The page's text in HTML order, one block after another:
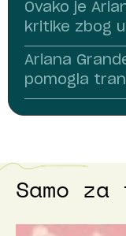
Ovako je
kritike zbog
Ariana
pomogla
Samo za